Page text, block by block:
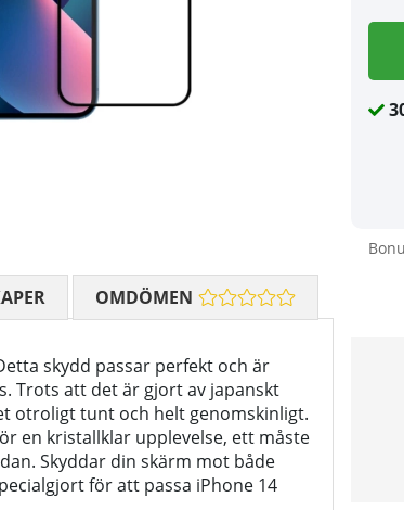
skydd passar perfekt och är
Trots att det är gjort av japanskt
otroligt tunt och helt genomskinligt.
en kristallklar upplevelse, ett måste
Skyddar din skärm mot både
för att passa iPhone 14
OMDÖMEN